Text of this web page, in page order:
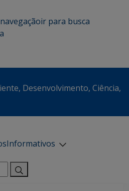
ir para busca
Desenvolvimento, Ciência,
Informativos